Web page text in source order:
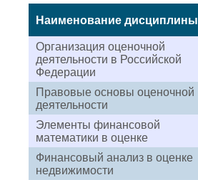
Наименование дисциплины
Организация оценочной
деятельности в Российской
Федерации
Правовые основы оценочной
деятельности
Элементы финансовой
математики в оценке
Финансовый анализ в оценке
недвижимости